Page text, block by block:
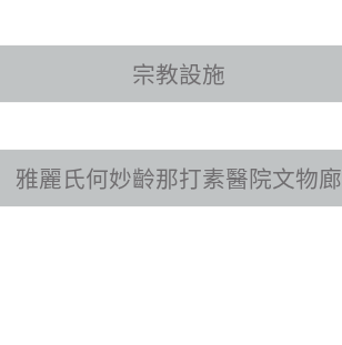
宗教設施
雅麗氏何妙齡那打素醫院文物廊